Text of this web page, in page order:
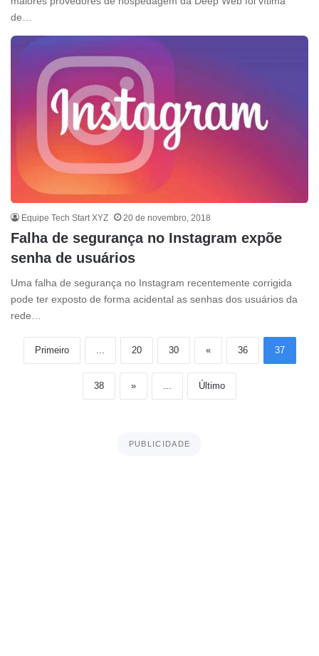
de…
Equipe Tech Start XYZ 20 de novembro, 2018
Falha de segurança no Instagram expõe
senha de usuários
Uma falha de segurança no Instagram recentemente corrigida
pode ter exposto de forma acidental as senhas dos usuários da
rede…
Primeiro 20 30 « 36 37
38 » Último
PUBLICIDADE